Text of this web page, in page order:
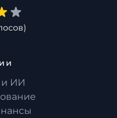
и ИИ